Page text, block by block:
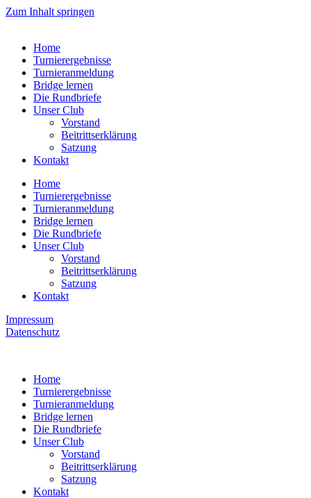
Zum Inhalt springen
Home
Turnierergebnisse
Turnieranmeldung
Bridge lernen
Die Rundbriefe
Unser Club
Vorstand
Beitrittserklärung
Satzung
Kontakt
Home
Turnierergebnisse
Turnieranmeldung
Bridge lernen
Die Rundbriefe
Unser Club
Vorstand
Beitrittserklärung
Satzung
Kontakt
Impressum
Datenschutz
Home
Turnierergebnisse
Turnieranmeldung
Bridge lernen
Die Rundbriefe
Unser Club
Vorstand
Beitrittserklärung
Satzung
Kontakt